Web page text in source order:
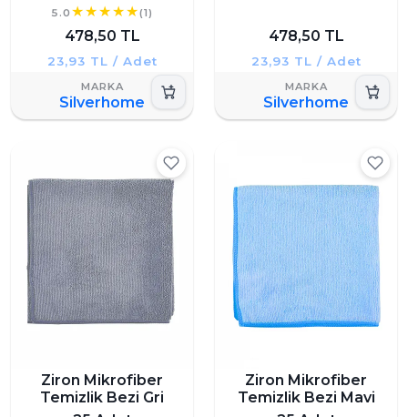
5.0 (1)
478,50 TL
23,93 TL / Adet
Silverhome
478,50 TL
23,93 TL / Adet
Silverhome
Ziron Mikrofiber
Temizlik Bezi Gri
Ziron Mikrofiber
Temizlik Bezi Mavi